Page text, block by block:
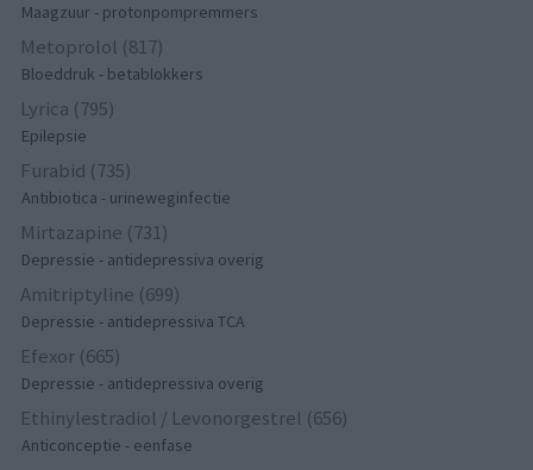
Maagzuur - protonpompremmers
Metoprolol (817)
Bloeddruk - betablokkers
Lyrica (795)
Epilepsie
Furabid (735)
Antibiotica - urineweginfectie
Mirtazapine (731)
Depressie - antidepressiva overig
Amitriptyline (699)
Depressie - antidepressiva TCA
Efexor (665)
Depressie - antidepressiva overig
Ethinylestradiol / Levonorgestrel (656)
Anticonceptie - eenfase